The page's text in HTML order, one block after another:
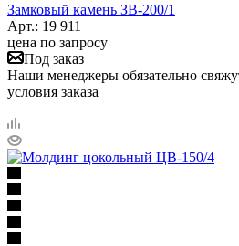
Замковый камень ЗВ-200/1
Арт.: 19 911
цена по запросу
Под заказ
Наши менеджеры обязательно
условия заказа